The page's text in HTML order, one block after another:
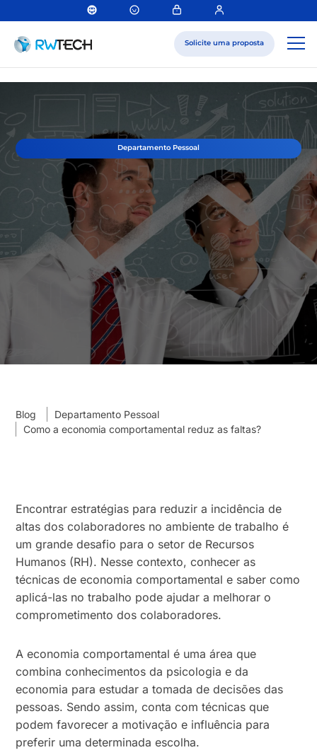
Solicite uma proposta
Departamento Pessoal
Blog
Departamento Pessoal
Como a economia comportamental reduz as faltas?
Encontrar estratégias para reduzir a incidência de
altas dos colaboradores no ambiente de trabalho é
um grande desafio para o setor de Recursos
Humanos (RH). Nesse contexto, conhecer as
técnicas de economia comportamental e saber como
aplicá-las no trabalho pode ajudar a melhorar o
comprometimento dos colaboradores.
A economia comportamental é uma área que
combina conhecimentos da psicologia e da
economia para estudar a tomada de decisões das
pessoas. Sendo assim, conta com técnicas que
podem favorecer a motivação e influência para
preferir uma determinada escolha.